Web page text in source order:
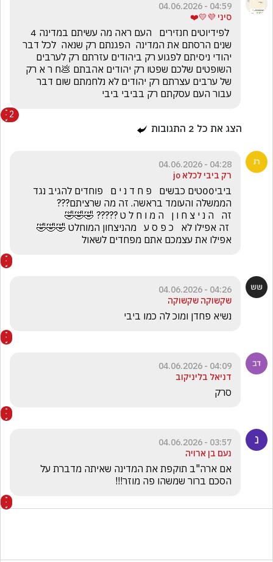
04:59 - 04.06.2026
סיני 💜💛❤️
עבור העם עסקתם רק בביבי ביבי
2
הצג את כל 2 התגובות
04:28 - 04.06.2026
רק ביבי לכלא jo
אפילו את עצמכם אתם מפחדים לשאול
04:26 - 04.06.2026
שקשוקה שקשוקה
נשיא פחדן ומוכ לה כמו ביבי
04:09 - 04.06.2026
דניאל בליניקוב
סרק
03:57 - 04.06.2026
נעם בן ארויה
הסכם ברור שמשהו פה מוזר!!!